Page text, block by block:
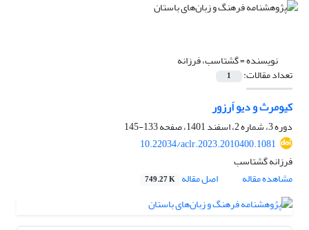
نویسنده =گشتاسب، فرزانه
تعداد مقالات: 1
کیومرث و دیو اَرزور
دوره 3، شماره 2، اسفند 1401، صفحه
133-145
10.22034/aclr.2023.2010400.1081
فرزانه گشتاسب
مشاهده مقاله
اصل مقاله 749.27 K